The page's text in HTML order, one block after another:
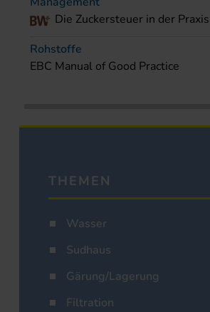
Die Zuckersteuer in der Praxis
Rohstoffe
EBC Manual of Good Practice
THEMEN
Wasser
Sudhaus
Gärung/Lagerung
Filtration